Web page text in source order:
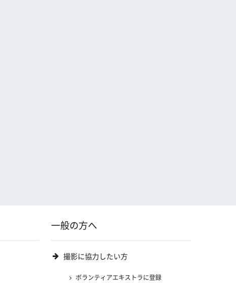
一般の方へ
撮影に協力したい方
ボランティアエキストラに登録